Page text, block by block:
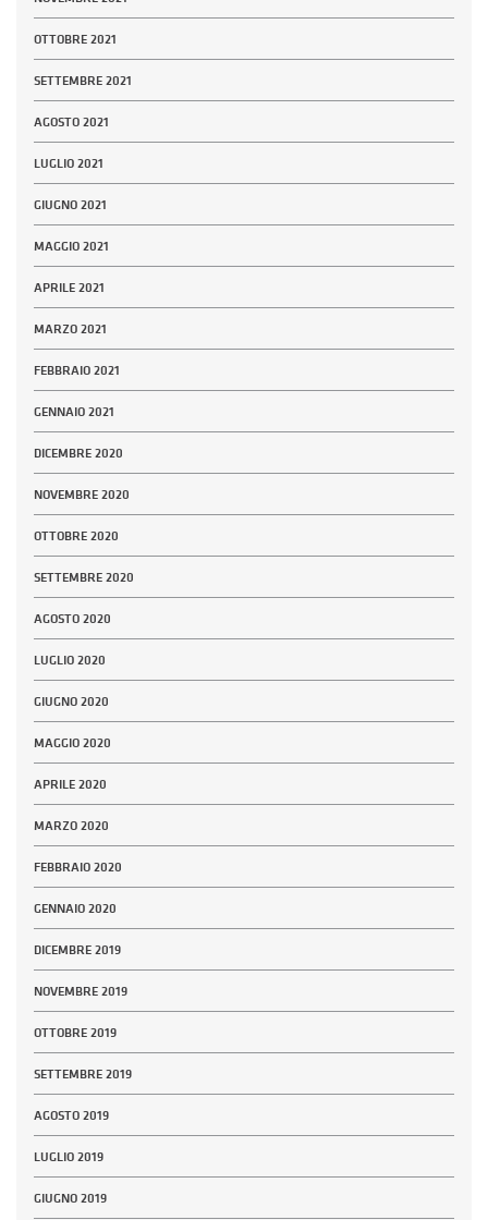
OTTOBRE 2021
SETTEMBRE 2021
AGOSTO 2021
LUGLIO 2021
GIUGNO 2021
MAGGIO 2021
APRILE 2021
MARZO 2021
FEBBRAIO 2021
GENNAIO 2021
DICEMBRE 2020
NOVEMBRE 2020
OTTOBRE 2020
SETTEMBRE 2020
AGOSTO 2020
LUGLIO 2020
GIUGNO 2020
MAGGIO 2020
APRILE 2020
MARZO 2020
FEBBRAIO 2020
GENNAIO 2020
DICEMBRE 2019
NOVEMBRE 2019
OTTOBRE 2019
SETTEMBRE 2019
AGOSTO 2019
LUGLIO 2019
GIUGNO 2019